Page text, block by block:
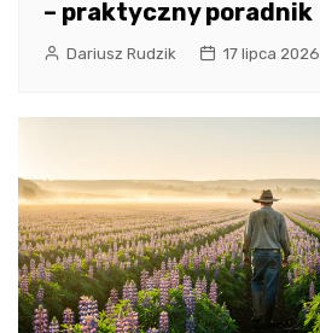
– praktyczny poradnik
Dariusz Rudzik 17 lipca 2026